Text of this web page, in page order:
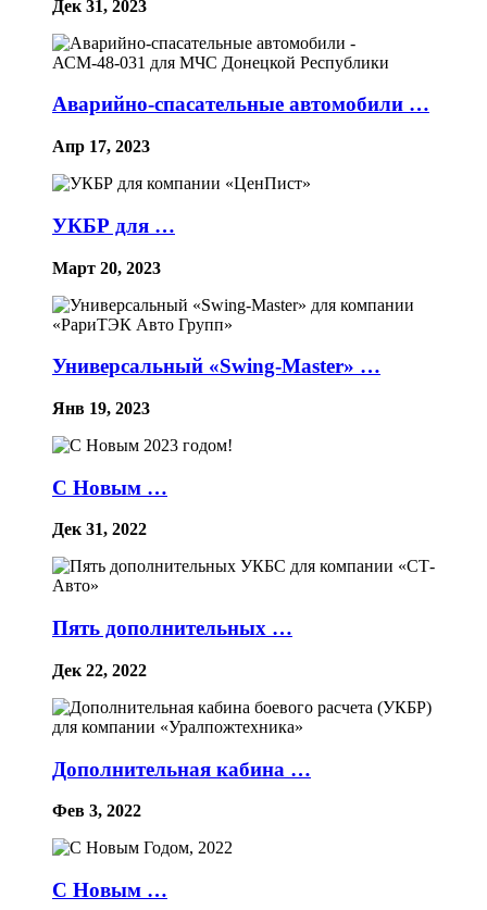
Дек 31, 2023
Аварийно‑спасательные автомобили …
Апр 17, 2023
УКБР для …
Март 20, 2023
Универсальный «Swing-Master» …
Янв 19, 2023
С Новым …
Дек 31, 2022
Пять дополнительных …
Дек 22, 2022
Дополнительная кабина …
Фев 3, 2022
С Новым …